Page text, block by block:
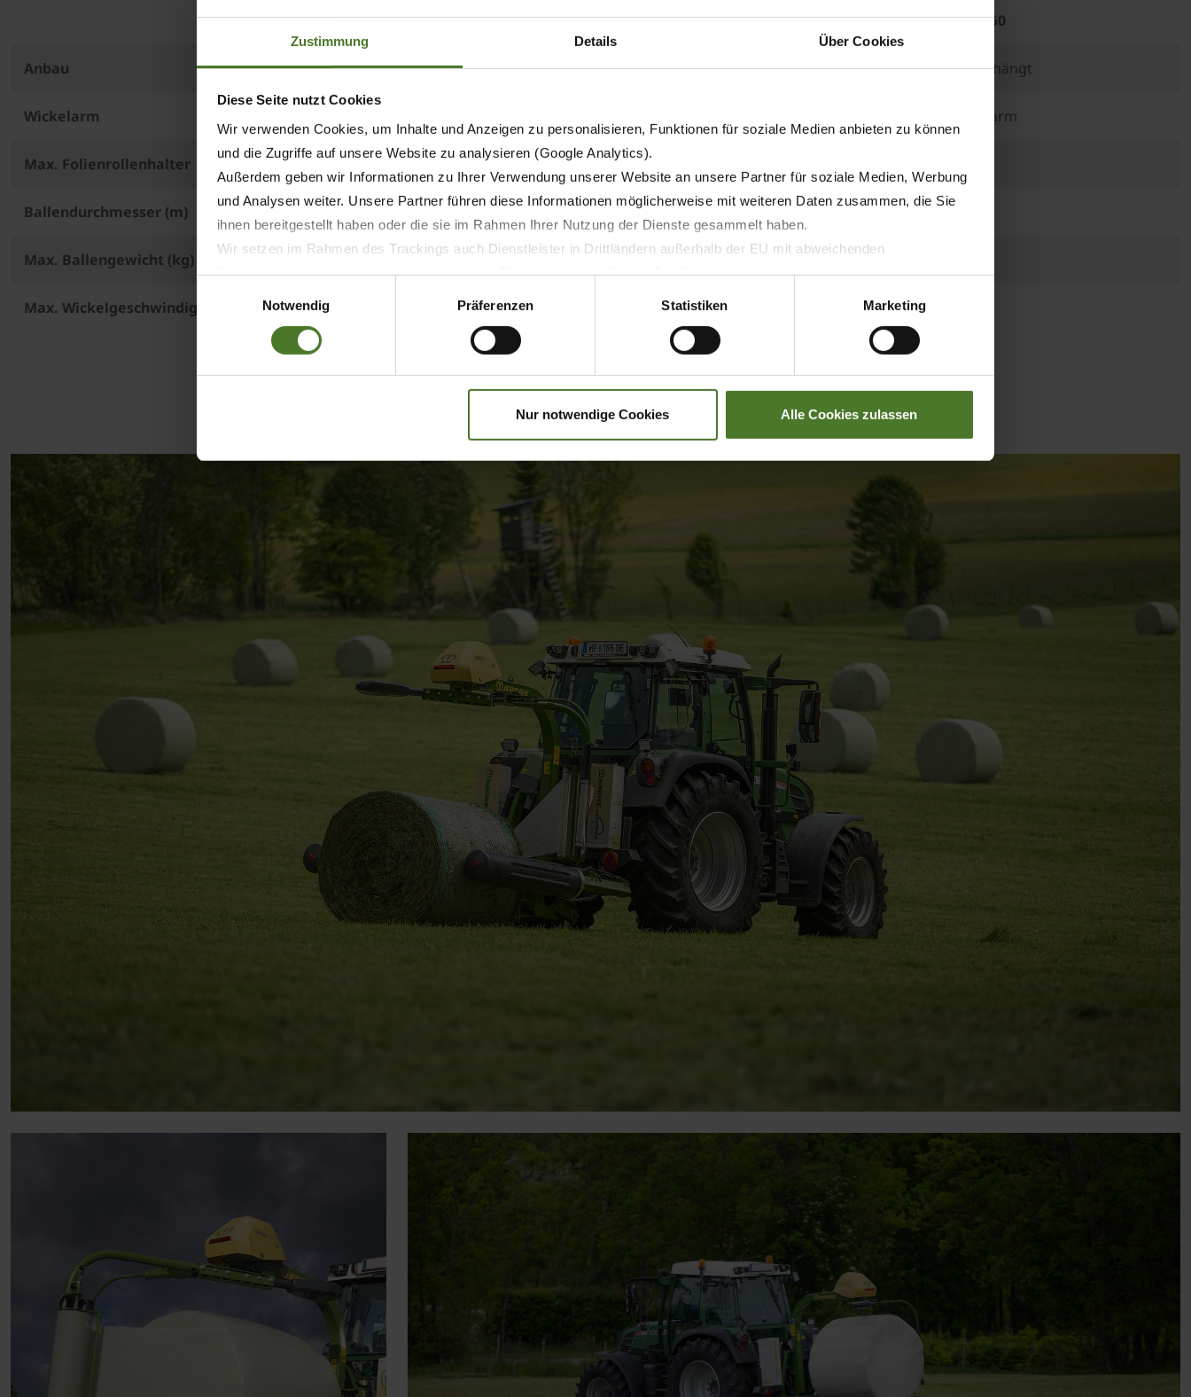
Zustimmung Details Über Cookies
Diese Seite nutzt Cookies
Wir verwenden Cookies, um Inhalte und Anzeigen zu personalisieren, Funktionen für soziale Medien anbieten zu können
und die Zugriffe auf unsere Website zu analysieren (Google Analytics).
Außerdem geben wir Informationen zu Ihrer Verwendung unserer Website an unsere Partner für soziale Medien, Werbung
und Analysen weiter. Unsere Partner führen diese Informationen möglicherweise mit weiteren Daten zusammen, die Sie
ihnen bereitgestellt haben oder die sie im Rahmen Ihrer Nutzung der Dienste gesammelt haben.
Wir setzen im Rahmen des Trackings auch Dienstleister in Drittländern außerhalb der EU mit abweichenden
Datenschutzbestimmungen ein, wodurch das Risiko von behördlichen Zugriffen bzw. von Kontrollverlust bzgl. übermittelter
Daten bestehen kann.
Impressum
Notwendig
Präferenzen Statistiken Marketing
Nur notwendige Cookies Alle Cookies zulassen
EasyWrap 150
Anbau Dreipunkt, angehängt
Wickelarm Einfachwickelarm
Max. Folienrollenhalter
Ballendurchmesser (m) 1,00 - 1,50
Max. Ballengewicht (kg)
Max. Wickelgeschwindigkeit (U/min)
Flexibel im Anbau
KRONE EasyWrap 150